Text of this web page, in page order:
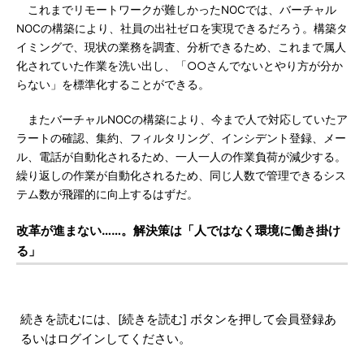
これまでリモートワークが難しかったNOCでは、バーチャル
NOCの構築により、社員の出社ゼロを実現できるだろう。構築タ
イミングで、現状の業務を調査、分析できるため、これまで属人
化されていた作業を洗い出し、「○○さんでないとやり方が分か
らない」を標準化することができる。
またバーチャルNOCの構築により、今まで人で対応していたア
ラートの確認、集約、フィルタリング、インシデント登録、メー
ル、電話が自動化されるため、一人一人の作業負荷が減少する。
繰り返しの作業が自動化されるため、同じ人数で管理できるシス
テム数が飛躍的に向上するはずだ。
改革が進まない……。解決策は「人ではなく環境に働き掛け
る」
続きを読むには、[続きを読む] ボタンを押して会員登録あ
るいはログインしてください。